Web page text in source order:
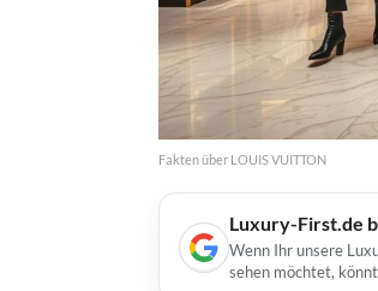
Fakten über LOUIS VUITTON
Luxury-First.de
Wenn Ihr unsere
sehen möchtet,